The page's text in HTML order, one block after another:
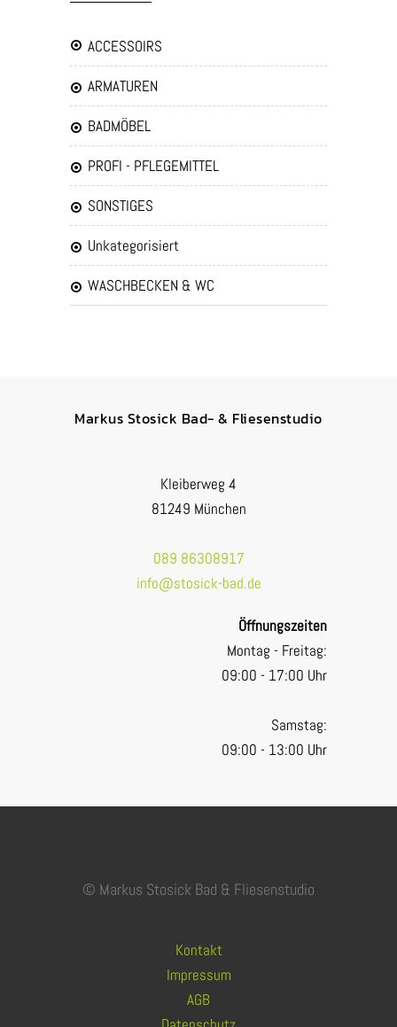
ACCESSOIRS
ARMATUREN
BADMÖBEL
PROFI - PFLEGEMITTEL
SONSTIGES
Unkategorisiert
WASCHBECKEN & WC
Markus Stosick Bad- & Fliesenstudio
Kleiberweg 4
81249 München
089 86308917
info@stosick-bad.de
Öffnungszeiten
Montag - Freitag:
09:00 - 17:00 Uhr
Samstag:
09:00 - 13:00 Uhr
© Markus Stosick Bad & Fliesenstudio
Kontakt
Impressum
AGB